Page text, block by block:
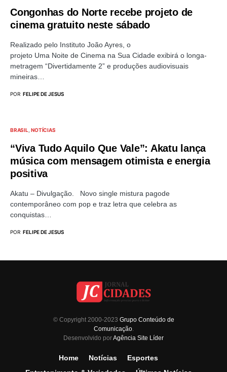
Congonhas do Norte recebe projeto de
cinema gratuito neste sábado
Realizado pelo Instituto João Ayres, o
projeto Uma Noite de Cinema na Sua Cidade exibirá o longa-
metragem “Divertidamente 2” e produções audiovisuais
mineiras…
POR FELIPE DE JESUS
BRASIL NOTÍCIAS
“Viva Tudo Aquilo Que Vale”: Akatu lança
música com mensagem otimista e energia
positiva
Akatu – Divulgação. Novo single mistura pagode
contemporâneo com pop e traz letra que celebra as
conquistas…
POR FELIPE DE JESUS
© Copyright 2000-2023 Grupo Conteúdo de
Comunicação.
Desenvolvido porAgência Site Líder
Home Notícias
Esportes